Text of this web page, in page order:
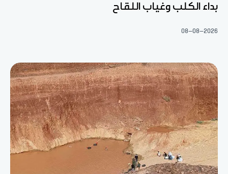
بداء الكلب وغياب اللقاح
08-08-2026